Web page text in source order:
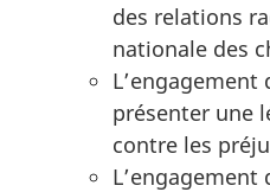
des relations
nationale des
présenter une
contre les